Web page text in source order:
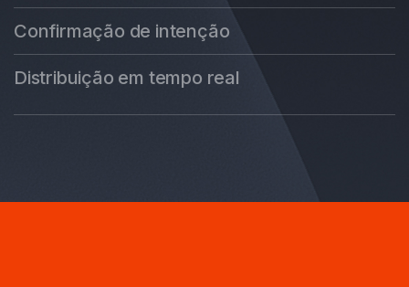
Confirmação de intenção
Distribuição em tempo real